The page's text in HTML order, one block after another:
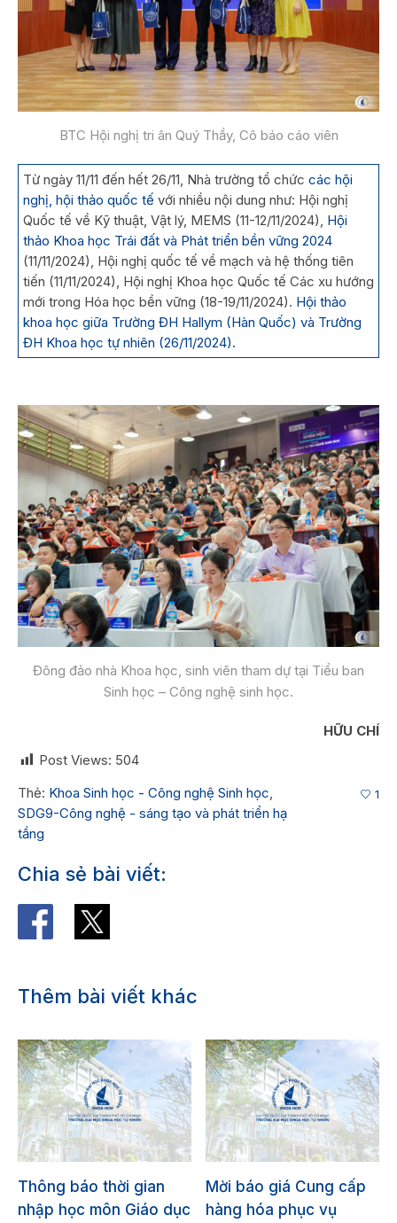
BTC Hội nghị tri ân Quý Thầy, Cô báo cáo viên
Từ ngày 11/11 đến hết 26/11, Nhà trường tổ chức các hội
nghị, hội thảo quốc tế với nhiều nội dung như: Hội nghị
Quốc tế về Kỹ thuật, Vật lý, MEMS (11-12/11/2024), Hội
thảo Khoa học Trái đất và Phát triển bền vững 2024
(11/11/2024), Hội nghị quốc tế về mạch và hệ thống tiên
tiến (11/11/2024), Hội nghị Khoa học Quốc tế Các xu hướng
mới trong Hóa học bền vững (18-19/11/2024). Hội thảo
khoa học giữa Trường ĐH Hallym (Hàn Quốc) và Trường
ĐH Khoa học tự nhiên (26/11/2024).
Đông đảo nhà Khoa học, sinh viên tham dự tại Tiểu ban
Sinh học – Công nghệ sinh học.
HỮU CHÍ
Post Views: 504
Thẻ: Khoa Sinh học - Công nghệ Sinh học
SDG9-Công nghệ - sáng tạo và phát triển hạ
tầng
1
Chia sẻ bài viết:
Thêm bài viết khác
Thông báo thời gian
nhập học môn Giáo dục
Mời báo giá Cung cấp
hàng hóa phục vụ